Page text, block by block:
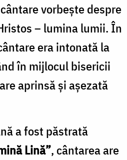
vorbește despre
– lumina lumii. În
era intonată la
în mijlocul bisericii
aprinsă și așezată
a fost păstrată
Lină”, cântarea are